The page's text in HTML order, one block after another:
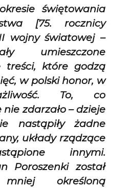
świętowania
[75. rocznicy
wojny światowej –
umieszczone
treści, które godzą
w polski honor, w
To, co
zdarzało – dzieje
nastąpiły żadne
układy rządzące
innymi.
Poroszenki został
określoną